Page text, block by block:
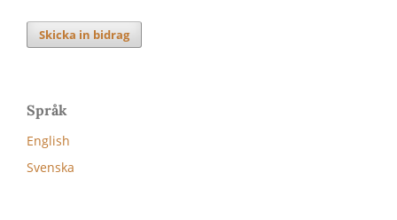
Skicka in bidrag
Språk
English
Svenska